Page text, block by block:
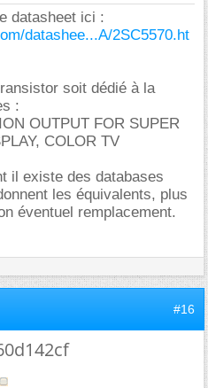
datasheet ici :
datashee...A/2SC5570.ht
soit dédié à la
:
OUTPUT FOR SUPER
COLOR TV
il existe des databases
les équivalents, plus
éventuel remplacement.
#16